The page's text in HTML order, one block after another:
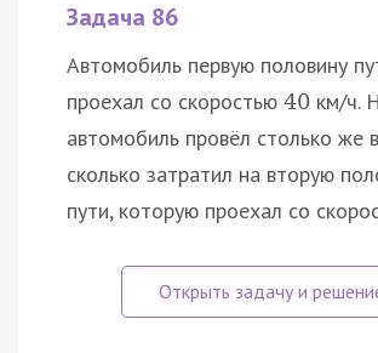
Задача 86
Автомобиль первую половину
проехал со скоростью 40 км/ч.
автомобиль провёл столько же
сколько затратил на вторую
пути, которую проехал со